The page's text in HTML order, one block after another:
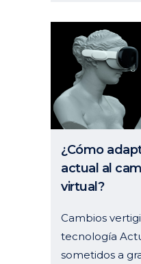
¿Cómo
actual al
virtual?
Cambios
tecnología
sometidos a